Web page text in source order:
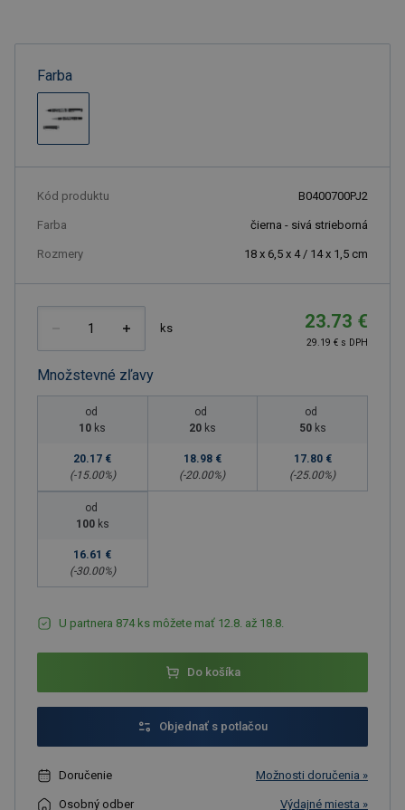
Farba
Kód produktu B0400700PJ2
Farba čierna - sivá strieborná
Rozmery 18 x 6,5 x 4 / 14 x 1,5 cm
ks 23.73 €
29.19 € s DPH
Množstevné zľavy
od
10 ks
20.17 €
(-15.00%)
od
20 ks
18.98 €
(-20.00%)
od
50 ks
17.80 €
(-25.00%)
od
100 ks
16.61 €
(-30.00%)
U partnera 874 ks môžete mať 12.8. až 18.8.
Do košíka
Objednať s potlačou
Doručenie Možnosti doručenia »
Osobný odber Výdajné miesta »